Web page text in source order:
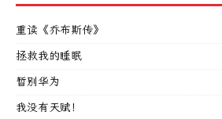
重读《乔布斯传》
拯救我的睡眠
暂别华为
我没有天赋！